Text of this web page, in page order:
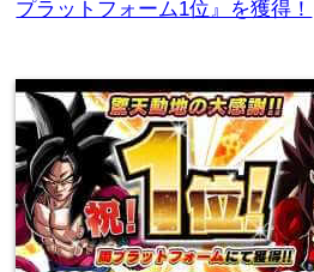
プラットフォーム1位』を獲得！